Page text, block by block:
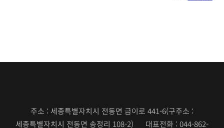
주소 : 세종특별자치시 전동면 금이로 441-6(구주소 :
세종특별자치시 전동면 송정리 108-2) 대표전화 : 044-862-